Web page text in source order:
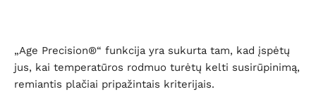
„Age Precision®“ funkcija yra sukurta tam, kad įspėtų
jus, kai temperatūros rodmuo turėtų kelti susirūpinimą,
remiantis plačiai pripažintais kriterijais.